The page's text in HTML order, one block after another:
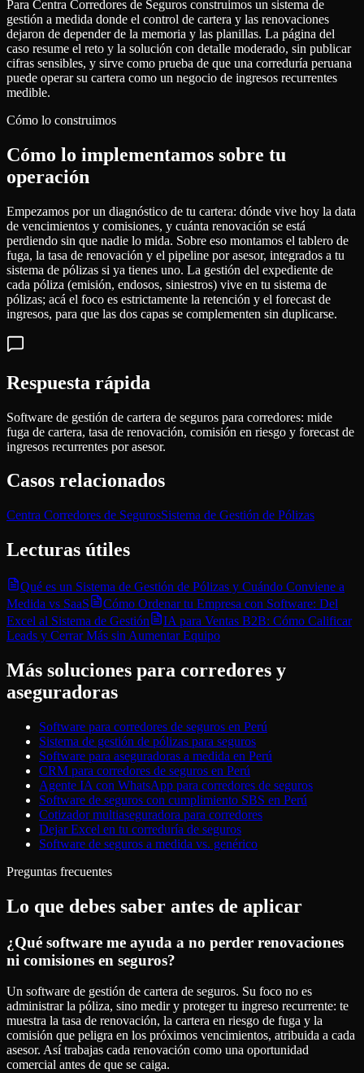
Para Centra Corredores de Seguros construimos un sistema de
gestión a medida donde el control de cartera y las renovaciones
dejaron de depender de la memoria y las planillas. La página del
caso resume el reto y la solución con detalle moderado, sin publicar
cifras sensibles, y sirve como prueba de que una correduría peruana
puede operar su cartera como un negocio de ingresos recurrentes
medible.
Cómo lo construimos
Cómo lo implementamos sobre tu
operación
Empezamos por un diagnóstico de tu cartera: dónde vive hoy la data
de vencimientos y comisiones, y cuánta renovación se está
perdiendo sin que nadie lo mida. Sobre eso montamos el tablero de
fuga, la tasa de renovación y el pipeline por asesor, integrados a tu
sistema de pólizas si ya tienes uno. La gestión del expediente de
cada póliza (emisión, endosos, siniestros) vive en tu sistema de
pólizas; acá el foco es estrictamente la retención y el forecast de
ingresos, para que las dos capas se complementen sin duplicarse.
Respuesta rápida
Software de gestión de cartera de seguros para corredores: mide
fuga de cartera, tasa de renovación, comisión en riesgo y forecast de
ingresos recurrentes por asesor.
Casos relacionados
Centra Corredores de SegurosSistema de Gestión de Pólizas
Lecturas útiles
Qué es un Sistema de Gestión de Pólizas y Cuándo Conviene a
Medida vs SaaS
Cómo Ordenar tu Empresa con Software: Del
Excel al Sistema de Gestión
IA para Ventas B2B: Cómo Calificar
Leads y Cerrar Más sin Aumentar Equipo
Más soluciones para corredores y
aseguradoras
Software para corredores de seguros en Perú
Sistema de gestión de pólizas para seguros
Software para aseguradoras a medida en Perú
CRM para corredores de seguros en Perú
Agente IA con WhatsApp para corredores de seguros
Software de seguros con cumplimiento SBS en Perú
Cotizador multiaseguradora para corredores
Dejar Excel en tu correduría de seguros
Software de seguros a medida vs. genérico
Preguntas frecuentes
Lo que debes saber antes de aplicar
¿Qué software me ayuda a no perder renovaciones
ni comisiones en seguros?
Un software de gestión de cartera de seguros. Su foco no es
administrar la póliza, sino medir y proteger tu ingreso recurrente: te
muestra la tasa de renovación, la cartera en riesgo de fuga y la
comisión que peligra en los próximos vencimientos, atribuida a cada
asesor. Así trabajas cada renovación como una oportunidad
comercial antes de que se caiga.